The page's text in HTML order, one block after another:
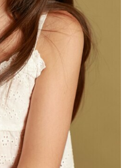
POP MUSICIENS
TALENTS INTERNATIONAUX
CANDIDATURE
NOS AGENCES
FRANCE
SUISSE